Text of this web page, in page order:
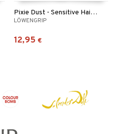
Pixie Dust - Sensitive Hairspray
LÖWENGRIP
12,95 €